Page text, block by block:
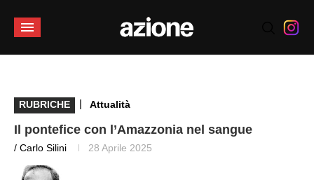
RUBRICHE | Attualità
Il pontefice con l’Amazzonia nel sangue
/ Carlo Silini 28 Aprile 2025